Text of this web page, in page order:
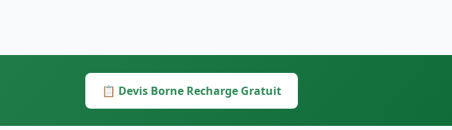
📋 Devis Borne Recharge Gratuit